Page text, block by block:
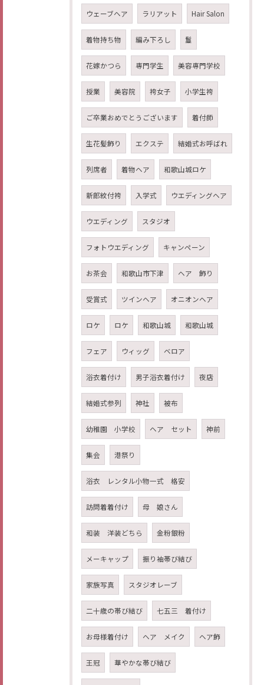
ウェーブヘア ラリアット Hair Salon
着物持ち物 編み下ろし 鬘
花嫁かつら 専門学生 美容専門学校
授業 美容院 袴女子 小学生袴
ご卒業おめでとうございます 着付師
生花髪飾り エクステ 結婚式お呼ばれ
列席者 着物ヘア 和歌山城ロケ
新郎紋付袴 入学式 ウエディングヘア
ウエディング スタジオ
フォトウエディング キャンペーン
お茶会 和歌山市下津 ヘア 飾り
受賞式 ツインヘア オニオンヘア
ロケ ロケ 和歌山城 和歌山城
フェア ウィッグ ベロア
浴衣着付け 男子浴衣着付け 夜店
結婚式参列 神社 被布
幼稚園 小学校 ヘア セット 神前
集会 港祭り
浴衣 レンタル小物一式 格安
訪問着着付け 母 娘さん
和装 洋装どちら 金粉銀粉
メーキャップ 振り袖帯び結び
家族写真 スタジオレーブ
二十歳の帯び結び 七五三 着付け
お母様着付け ヘア メイク ヘア飾
王冠 華やかな帯び結び